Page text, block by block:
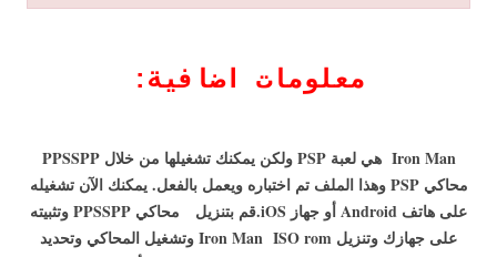
معلومات اضافية :
Iron Man هي لعبة PSP ولكن يمكنك تشغيلها من خلال PPSSPP
محاكي PSP وهذا الملف تم اختباره ويعمل بالفعل. يمكنك الآن تشغيله
على هاتف Android أو جهاز iOS.
قم بتنزيل محاكي PPSSPP وتثبيته
على جهازك وتنزيل Iron Man ISO rom وتشغيل المحاكي وتحديد